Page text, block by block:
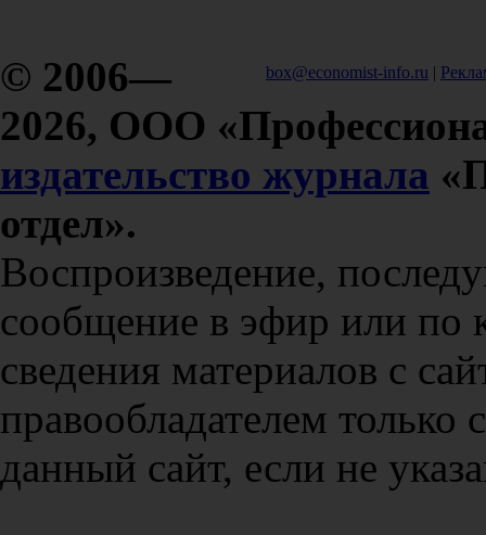
box@economist-info.ru |
© 2006—
2026, ООО
издательство журнала
отдел».
Воспроизведение,
сообщение в эфир или по
сведения материалов с
правообладателем только
данный сайт, если не